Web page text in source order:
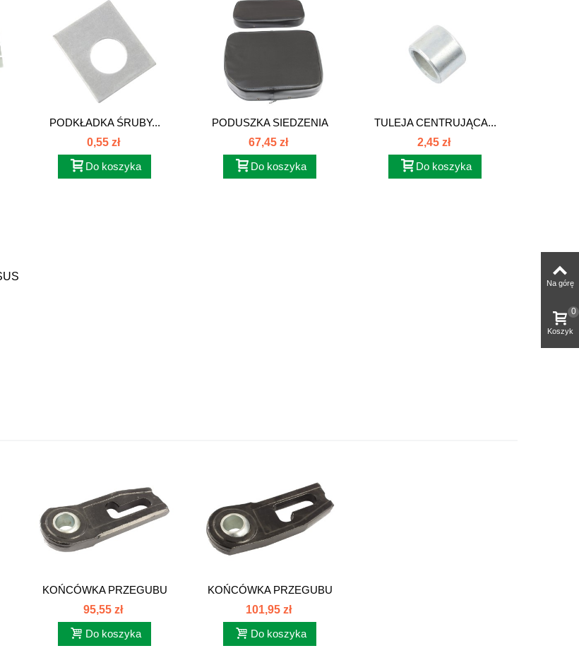
PODKŁADKA ŚRUBY...
0,55 zł
Do koszyka
PODUSZKA SIEDZENIA
BOCZNEGO...
67,45 zł
Do koszyka
TULEJA CENTRUJĄCA...
2,45 zł
Do koszyka
KOŃCÓWKA PRZEGUBU
PRAWY FI 37...
95,55 zł
Do koszyka
KOŃCÓWKA PRZEGUBU
LEWA FI 37...
101,95 zł
Do koszyka
Na górę
Koszyk
0